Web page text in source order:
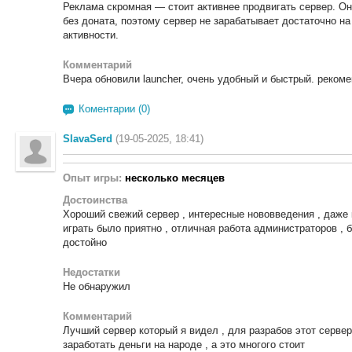
Реклама скромная — стоит активнее продвигать сервер.
без доната, поэтому сервер не зарабатывает достаточно
активности.
Комментарий
Вчера обновили launcher, очень удобный и быстрый.
Коментарии (0)
SlavaSerd (19-05-2025, 18:41)
Опыт игры: несколько месяцев
Достоинства
Хороший свежий сервер , интересные нововведения , даже
играть было приятно , отличная работа администраторов ,
достойно
Недостатки
Не обнаружил
Комментарий
Лучший сервер который я видел , для разрабов этот
заработать деньги на народе , а это многого стоит